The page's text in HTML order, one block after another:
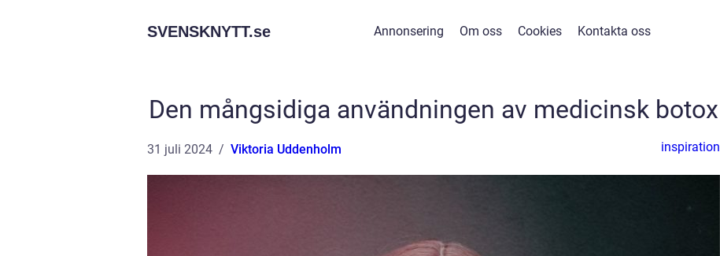
SVENSKNYTT.se Annonsering Om oss Cookies Kontakta oss
Den mångsidiga användningen av medicinsk botox
31 juli 2024 Viktoria Uddenholm inspiration